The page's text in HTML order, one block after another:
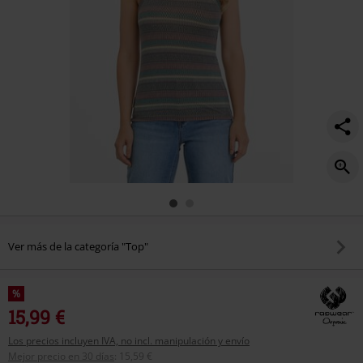
Ver más de la categoría "Top"
%
15,99 €
Los precios incluyen IVA, no incl. manipulación y envío
Mejor precio en 30 días
15,59 €